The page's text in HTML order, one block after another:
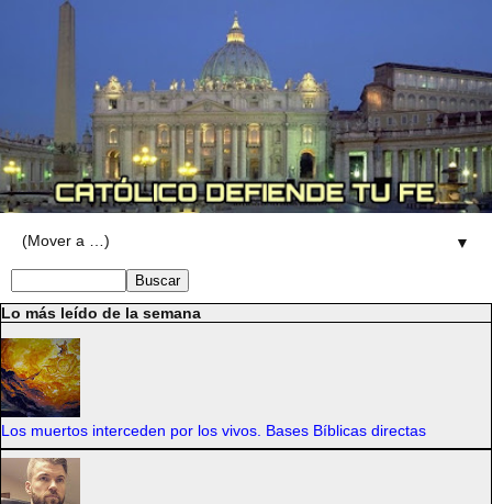
▼
Lo más leído de la semana
Los muertos interceden por los vivos. Bases Bíblicas directas